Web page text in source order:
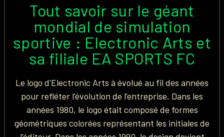
Tout savoir sur le géant
mondial de simulation
sportive : Electronic Arts et
sa filiale EA SPORTS FC
Le logo d'Electronic Arts à évolué au fil des années
pour refléter l'évolution de l'entreprise. Dans les
années 1980, le logo était composé de formes
géométriques colorées représentant les initiales de